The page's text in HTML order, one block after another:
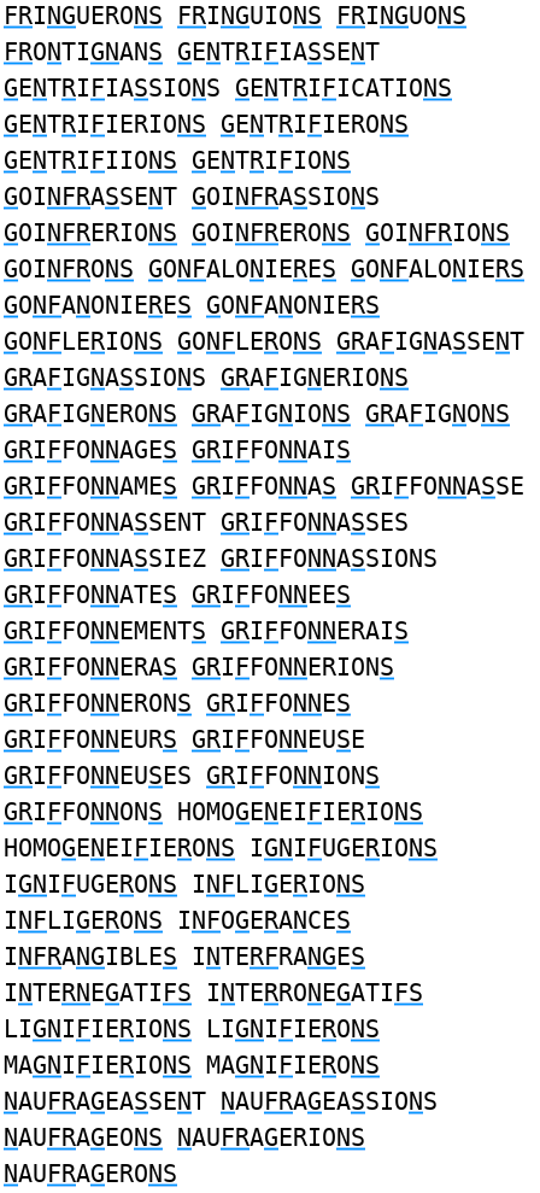
FRINGUERONS FRINGUIONS FRINGUONS
FRONTIGNANS GENTRIFIASSENT
GENTRIFIASSIONS GENTRIFICATIONS
GENTRIFIERIONS GENTRIFIERONS
GENTRIFIIONS GENTRIFIONS
GOINFRASSENT GOINFRASSIONS
GOINFRERIONS GOINFRERONS GOINFRIONS
GOINFRONS GONFALONIERES GONFALONIERS
GONFANONIERES GONFANONIERS
GONFLERIONS GONFLERONS GRAFIGNASSENT
GRAFIGNASSIONS GRAFIGNERIONS
GRAFIGNERONS GRAFIGNIONS GRAFIGNONS
GRIFFONNAGES GRIFFONNAIS
GRIFFONNAMES GRIFFONNAS GRIFFONNASSE
GRIFFONNASSENT GRIFFONNASSES
GRIFFONNASSIEZ GRIFFONNASSIONS
GRIFFONNATES GRIFFONNEES
GRIFFONNEMENTS GRIFFONNERAIS
GRIFFONNERAS GRIFFONNERIONS
GRIFFONNERONS GRIFFONNES
GRIFFONNEURS GRIFFONNEUSE
GRIFFONNEUSES GRIFFONNIONS
GRIFFONNONS HOMOGENEIFIERIONS
HOMOGENEIFIERONS IGNIFUGERIONS
IGNIFUGERONS INFLIGERIONS
INFLIGERONS INFOGERANCES
INFRANGIBLES INTERFRANGES
INTERNEGATIFS INTERRONEGATIFS
LIGNIFIERIONS LIGNIFIERONS
MAGNIFIERIONS MAGNIFIERONS
NAUFRAGEASSENT NAUFRAGEASSIONS
NAUFRAGEONS NAUFRAGERIONS
NAUFRAGERONS